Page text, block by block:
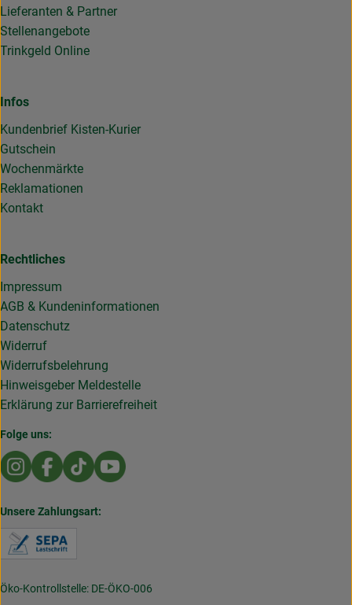
Lieferanten & Partner
Stellenangebote
Trinkgeld Online
Infos
Kundenbrief Kisten-Kurier
Gutschein
Wochenmärkte
Reklamationen
Kontakt
Rechtliches
Impressum
AGB & Kundeninformationen
Datenschutz
Widerruf
Widerrufsbelehrung
Hinweisgeber Meldestelle
Erklärung zur Barrierefreiheit
Folge uns:
Externer Link zu https://www.instagram.com/
Externer Link zu https://www.facebook.com/
Externer Link zu https://www.tiktok.com/
Externer Link zu https://
Unsere Zahlungsart:
Öko-Kontrollstelle: DE-ÖKO-006